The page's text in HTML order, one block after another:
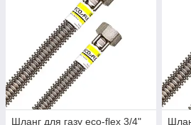
Шланг для газу eco-flex 3/4"